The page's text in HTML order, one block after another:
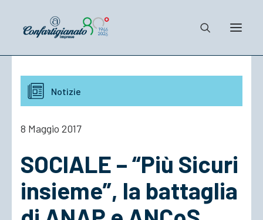
Notizie e Documenti
Confartigianato
Cosa Facciamo
Notizie
8 Maggio 2017
SOCIALE – “Più Sicuri
insieme”, la battaglia